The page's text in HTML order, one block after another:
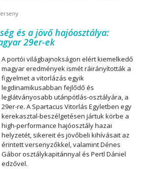
és a jövő hajóosztálya:
29er-ek
A portói világbajnokságon elért kiemelkedő
magyar eredmények ismét ráirányították a
figyelmet a vitorlázás egyik
legdinamikusabban fejlődő és
leglátványosabb utánpótlás-osztályára, a
29er-re. A Spartacus Vitorlás Egyletben egy
kerekasztal-beszélgetésen jártuk körbe a
high-performance hajóosztály hazai
helyzetét, sikereit és jövőbeli kihívásait az
érintett versenyzőkkel, valamint Dénes
Gábor osztálykapitánnyal és Pertl Dániel
edzővel.